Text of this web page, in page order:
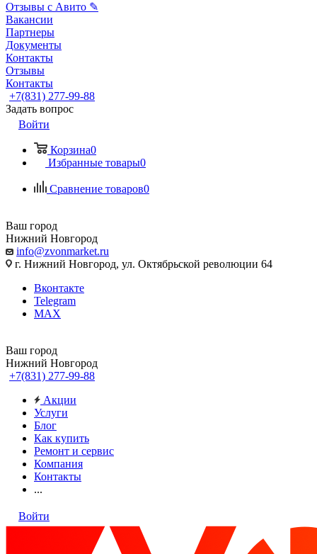
Отзывы с Авито ✎
Вакансии
Партнеры
Документы
Контакты
Отзывы
Контакты
+7(831) 277-99-88
Задать вопрос
Войти
Корзина0
Избранные товары0
Сравнение товаров0
Ваш город
Нижний Новгород
info@zvonmarket.ru
г. Нижний Новгород, ул. Октябрьской революции 64
Вконтакте
Telegram
MAX
Ваш город
Нижний Новгород
+7(831) 277-99-88
Акции
Услуги
Блог
Как купить
Ремонт и сервис
Компания
Контакты
...
Войти